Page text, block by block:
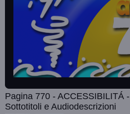
Pagina 770 - ACCESSIBILITÁ -
Sottotitoli e Audiodescrizioni